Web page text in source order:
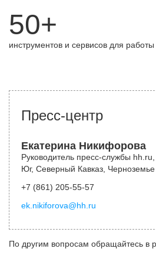
50+
инструментов и сервисов для
Пресс-центр
Екатерина Никифорова
Руководитель пресс-службы
Юг, Северный Кавказ, Черноземье
+7 (861) 205-55-57
ek.nikiforova@hh.ru
По другим вопросам обращайтесь в